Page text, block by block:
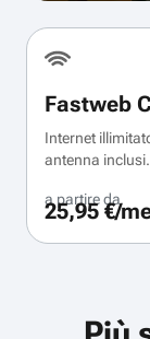
Fastweb
Internet
antenna inclusi.
a partire da
25,95 €/